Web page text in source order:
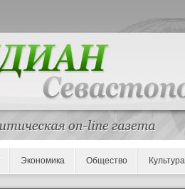
Экономика Общество Культура